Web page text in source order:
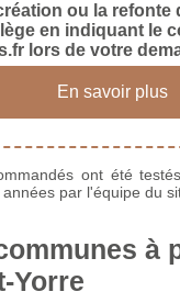
ou la refonte
en indiquant le
lors de votre
En savoir plus
ont été
par l'équipe du
à
Yorre